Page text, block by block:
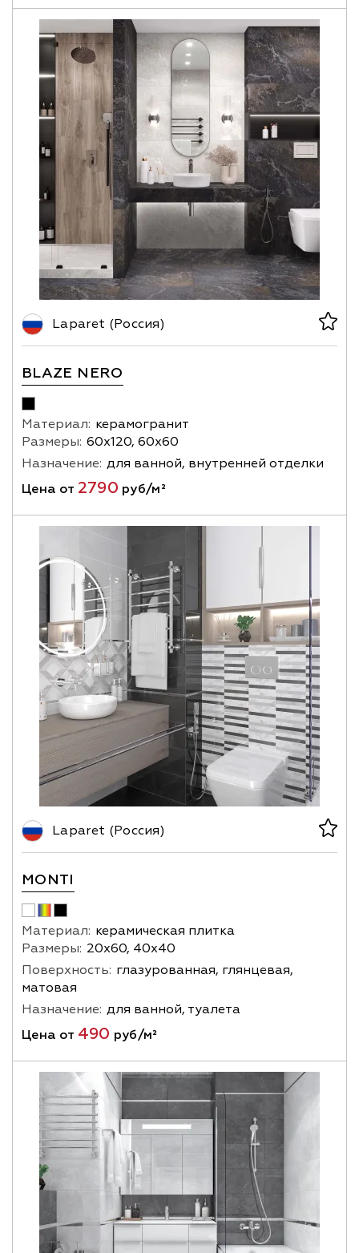
Laparet (Россия)
BLAZE NERO
Материал: керамогранит
Размеры: 60х120, 60х60
Назначение: для ванной, внутренней отделки
Цена от 2790 руб/м²
Laparet (Россия)
MONTI
Материал: керамическая плитка
Размеры: 20х60, 40х40
Поверхность: глазурованная, глянцевая,
матовая
Назначение: для ванной, туалета
Цена от 490 руб/м²